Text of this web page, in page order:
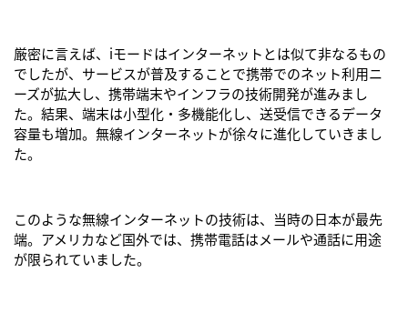
厳密に言えば、iモードはインターネットとは似て非なるもの
でしたが、サービスが普及することで携帯でのネット利用ニ
ーズが拡大し、携帯端末やインフラの技術開発が進みまし
た。結果、端末は小型化・多機能化し、送受信できるデータ
容量も増加。無線インターネットが徐々に進化していきまし
た。
このような無線インターネットの技術は、当時の日本が最先
端。アメリカなど国外では、携帯電話はメールや通話に用途
が限られていました。